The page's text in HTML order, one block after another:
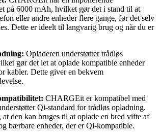
på 6000 mAh, hvilket gør det i stand til at
eller andre enheder flere gange, før det selv
Dette er ideelt til langvarig brug og når du er
Opladeren understøtter trådløs
gør det let at oplade kompatible enheder
kabler. Dette giver en bekvem
CHARGEit er kompatibel med
Qi-standard for trådløs opladning.
at den kan bruges til at oplade en bred vifte af
bærbare enheder, der er Qi-kompatible.